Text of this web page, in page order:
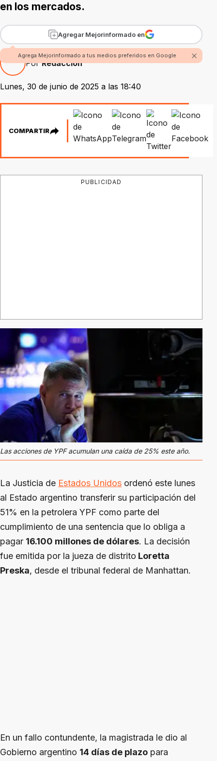
en los mercados.
Agregar Mejorinformado en
Agrega Mejorinformado a tus medios preferidos en Google
PorRedacción
Lunes, 30 de junio de 2025 a las 18:40
COMPARTIR
PUBLICIDAD
Las acciones de YPF acumulan una caída de 25% este año.
La Justicia de Estados Unidos ordenó este lunes
al Estado argentino transferir su participación del
51% en la petrolera YPF como parte del
cumplimiento de una sentencia que lo obliga a
pagar 16.100 millones de dólares. La decisión
fue emitida por la jueza de distrito Loretta
Preska, desde el tribunal federal de Manhattan.
En un fallo contundente, la magistrada le dio al
Gobierno argentino 14 días de plazo para